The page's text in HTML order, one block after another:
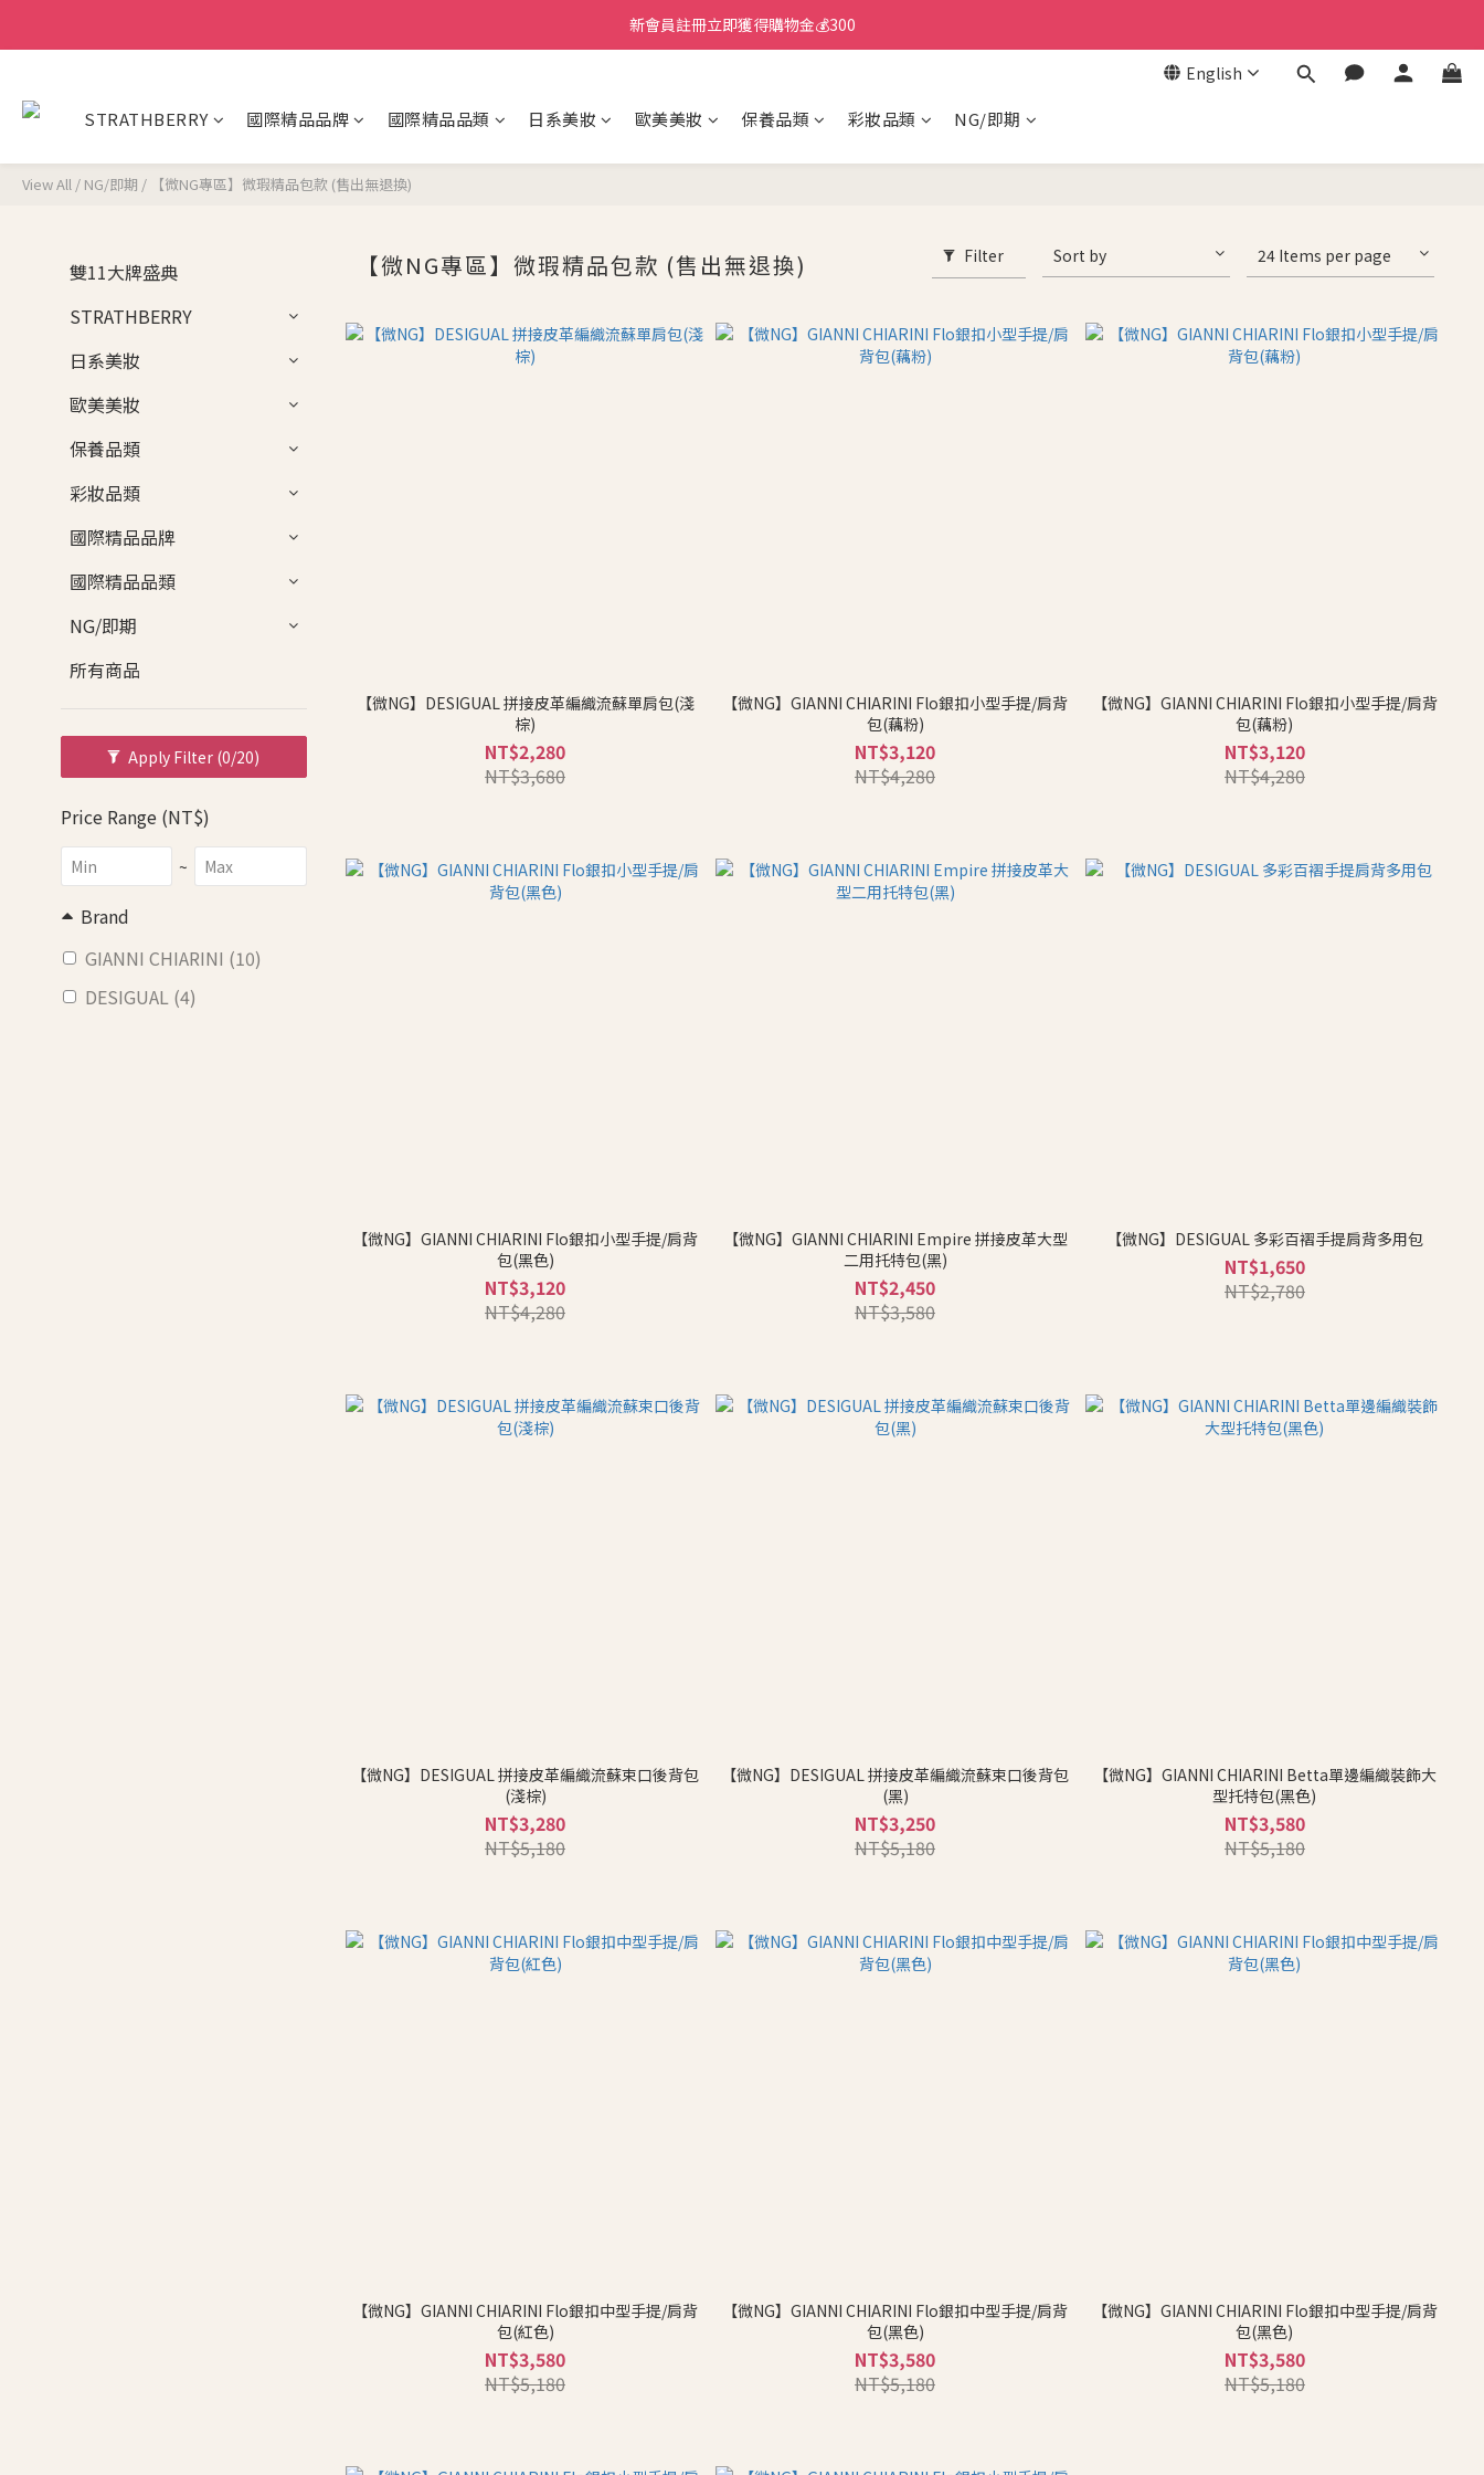
新會員註冊立即獲得購物金💰300
English
STRATHBERRY 國際精品品牌 國際精品品類 日系美妝 歐美美妝 保養品類 彩妝品類 NG/即期
View All / NG/即期 / 【微NG專區】微瑕精品包款 (售出無退換)
雙11大牌盛典
STRATHBERRY
日系美妝
歐美美妝
保養品類
彩妝品類
國際精品品牌
國際精品品類
NG/即期
所有商品
Apply Filter (0/20)
Price Range (NT$)
~
Brand
GIANNI CHIARINI (10)
DESIGUAL (4)
【微NG專區】微瑕精品包款 (售出無退換) Filter Sort by 24 Items per page
【微NG】DESIGUAL 拼接皮革編織流蘇單肩包(淺
棕)
NT$2,280
NT$3,680
【微NG】GIANNI CHIARINI Flo銀扣小型手提/肩背
包(藕粉)
NT$3,120
NT$4,280
【微NG】GIANNI CHIARINI Flo銀扣小型手提/肩背
包(藕粉)
NT$3,120
NT$4,280
【微NG】GIANNI CHIARINI Flo銀扣小型手提/肩背
包(黑色)
NT$3,120
NT$4,280
【微NG】GIANNI CHIARINI Empire 拼接皮革大型
二用托特包(黑)
NT$2,450
NT$3,580
【微NG】DESIGUAL 多彩百褶手提肩背多用包
NT$1,650
NT$2,780
【微NG】DESIGUAL 拼接皮革編織流蘇束口後背包
(淺棕)
NT$3,280
NT$5,180
【微NG】DESIGUAL 拼接皮革編織流蘇束口後背包
(黑)
NT$3,250
NT$5,180
【微NG】GIANNI CHIARINI Betta單邊編織裝飾大
型托特包(黑色)
NT$3,580
NT$5,180
【微NG】GIANNI CHIARINI Flo銀扣中型手提/肩背
包(紅色)
NT$3,580
NT$5,180
【微NG】GIANNI CHIARINI Flo銀扣中型手提/肩背
包(黑色)
NT$3,580
NT$5,180
【微NG】GIANNI CHIARINI Flo銀扣中型手提/肩背
包(黑色)
NT$3,580
NT$5,180